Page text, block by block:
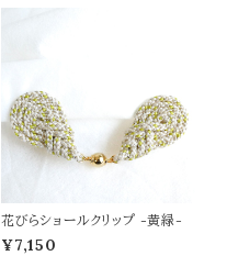
花びらショールクリップ -黄緑-
¥7,150